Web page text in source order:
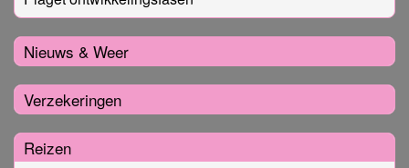
Nieuws & Weer
Verzekeringen
Reizen